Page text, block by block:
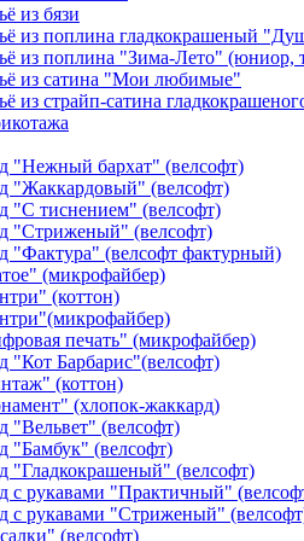
из бязи
из поплина гладкокрашеный
из поплина "Зима-Лето" (юниор,
из сатина "Мои любимые"
из страйп-сатина
"Нежный бархат" (велсофт)
"Жаккардовый" (велсофт)
"С тиснением" (велсофт)
"Стриженый" (велсофт)
"Фактура" (велсофт фактурный)
(микрофайбер)
(коттон)
печать" (микрофайбер)
"Кот Барбарис"(велсофт)
(коттон)
(хлопок-жаккард)
"Вельвет" (велсофт)
"Бамбук" (велсофт)
"Гладкокрашеный" (велсофт)
с рукавами "Практичный"
с рукавами "Стриженый"
(велсофт)